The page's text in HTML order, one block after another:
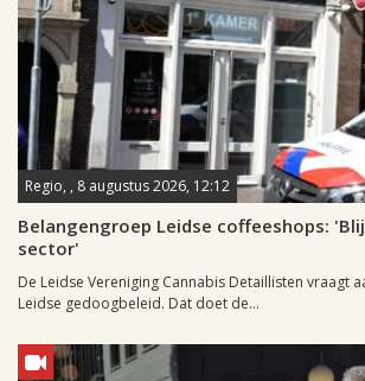
Regio, , 8 augustus 2026, 12:12
Belangengroep Leidse coffeeshops:
sector'
De Leidse Vereniging Cannabis Detaillisten vraagt
Leidse gedoogbeleid. Dat doet de...